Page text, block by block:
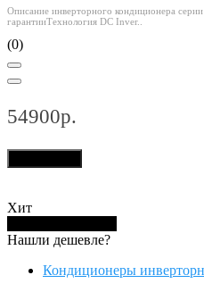
Описание инверторного кондиционера
гарантииТехнология DC Inver..
(0)
54900р.
Хит
Нашли дешевле?
Кондиционеры